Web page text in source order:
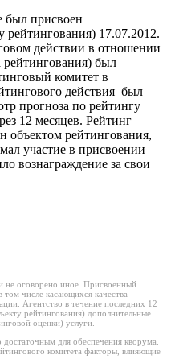
был присвоен
рейтингования) 17.07.2012.
действии в отношении
рейтингования) был
комитет в
действия был
прогноза по рейтингу
12 месяцев. Рейтинг
объектом рейтингования,
участие в присвоении
вознаграждение за свои
не оговорено иное. Присвоенный
числе касающихся качества
Агентство в течение последних 12
рейтингования) дополнительные
оценки) услуги.
для обеспечения кворума.
комитета факторы, влияющие